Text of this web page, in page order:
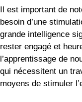
Il est important de
besoin d’une
grande intelligence
rester engagé et
l’apprentissage de
qui nécessitent un
moyens de stimuler